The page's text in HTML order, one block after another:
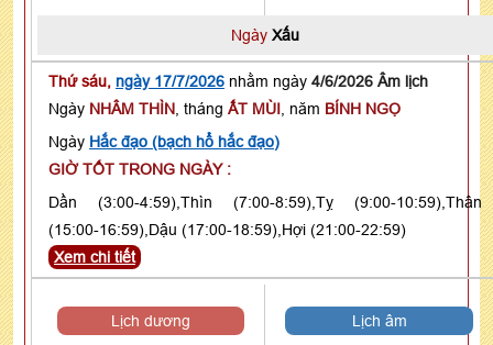
Ngày Xấu
Thứ sáu, ngày 17/7/2026 nhằm ngày 4/6/2026 Âm lịch
Ngày NHÂM THÌN , tháng ẤT MÙI , năm BÍNH NGỌ
Ngày Hắc đạo (bạch hổ hắc đạo)
GIỜ TỐT TRONG NGÀY :
Dần (3:00-4:59),Thìn (7:00-8:59),Tỵ (9:00-10:59),Thân
(15:00-16:59),Dậu (17:00-18:59),Hợi (21:00-22:59)
Xem chi tiết
Lịch dương Lịch âm